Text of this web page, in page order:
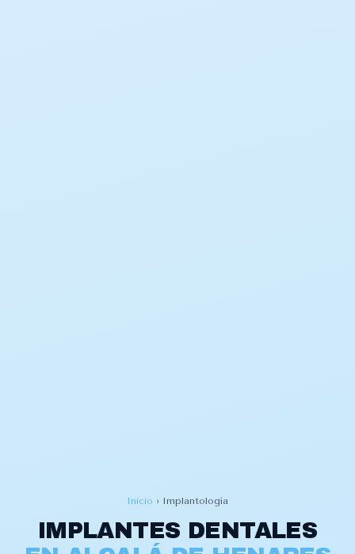
Inicio › Implantología
IMPLANTES DENTALES